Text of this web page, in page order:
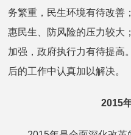
务繁重，民生环境有待改善
惠民生、防风险的压力较大
加强，政府执行力有待提高
后的工作中认真加以解决。
2015